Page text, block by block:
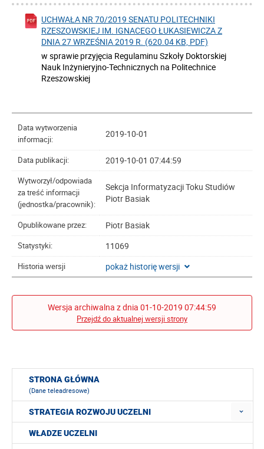
UCHWAŁA NR 70/2019 SENATU POLITECHNIKI
RZESZOWSKIEJ IM. IGNACEGO ŁUKASIEWICZA Z
DNIA 27 WRZEŚNIA 2019 R. (620.04 KB, PDF)
w sprawie przyjęcia Regulaminu Szkoły Doktorskiej
Nauk Inżynieryjno-Technicznych na Politechnice
Rzeszowskiej
Data wytworzenia
informacji:
2019-10-01
Data publikacji: 2019-10-01 07:44:59
Wytworzył/odpowiada
za treść informacji
(jednostka/pracownik):
Sekcja Informatyzacji Toku Studiów
Piotr Basiak
Opublikowane przez: Piotr Basiak
Statystyki: 11069
Historia wersji pokaż historię wersji
Wersja archiwalna z dnia 01-10-2019 07:44:59
Przejdź do aktualnej wersji strony
STRONA GŁÓWNA
(Dane teleadresowe)
STRATEGIA ROZWOJU UCZELNI
WŁADZE UCZELNI